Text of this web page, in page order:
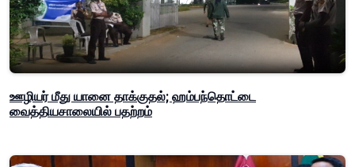
ஊழியர் மீது யானை தாக்குதல்; ஹம்பந்தொட்டை
வைத்தியசாலையில் பதற்றம்